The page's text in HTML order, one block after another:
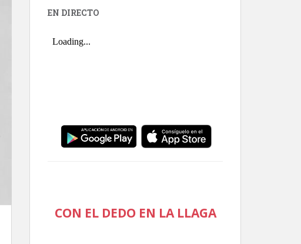
EN DIRECTO
CON EL DEDO EN LA LLAGA